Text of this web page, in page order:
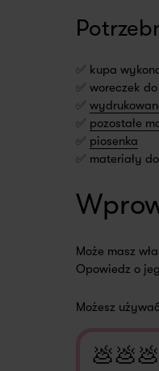
✅ kupa
✅ woreczek
✅
✅ pozostałe
✅ piosenka
✅ materiały
Może masz
Opowiedz o
Możesz
💩💩💩